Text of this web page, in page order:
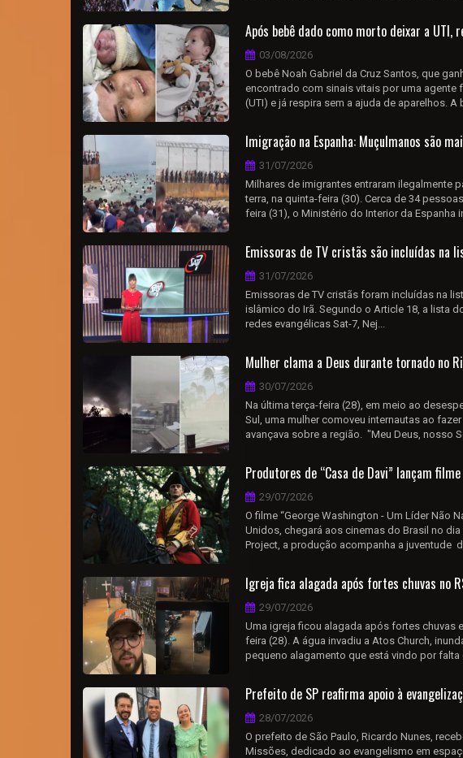
Após bebê dado como morto deixar a UTI,
03/08/2026
O bebê Noah Gabriel da Cruz Santos, que
encontrado com sinais vitais por uma agente
(UTI) e já respira sem a ajuda de aparelhos. A
Imigração na Espanha: Muçulmanos são
31/07/2026
Milhares de imigrantes entraram ilegalmente
terra, na quinta-feira (30). Cerca de 34
feira (31), o Ministério do Interior da Espanha
Emissoras de TV cristãs são incluídas na
31/07/2026
Emissoras de TV cristãs foram incluídas na
islâmico do Irã. Segundo o Article 18, a lista
redes evangélicas Sat-7, Nej...
Mulher clama a Deus durante tornado no
30/07/2026
Na última terça-feira (28), em meio ao
Sul, uma mulher comoveu internautas ao
avançava sobre a região. "Meu Deus, nosso
Produtores de “Casa de Davi” lançam
29/07/2026
O filme “George Washington - Um Líder Não
Unidos, chegará aos cinemas do Brasil no
Project, a produção acompanha a juventude
Igreja fica alagada após fortes chuvas no
29/07/2026
Uma igreja ficou alagada após fortes chuvas
feira (28). A água invadiu a Atos Church,
pequeno alagamento que está vindo por falta
Prefeito de SP reafirma apoio à
28/07/2026
O prefeito de São Paulo, Ricardo Nunes,
Missões, dedicado ao evangelismo em